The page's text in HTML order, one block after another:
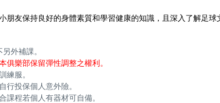
朋友保持良好的身體素質和學習健康的知識，且深入了解足球
外補課。
俱樂部保留彈性調整之權利。
練服。
行投保個人意外險。
課程若個人有器材可自備。